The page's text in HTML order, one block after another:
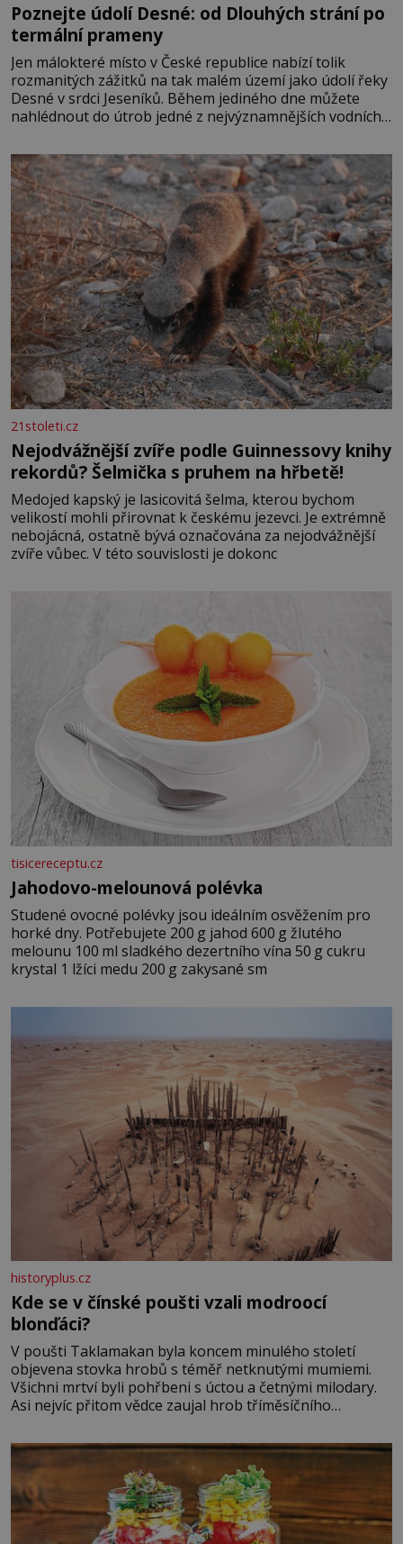
Poznejte údolí Desné: od Dlouhých strání po
termální prameny
Jen málokteré místo v České republice nabízí tolik
rozmanitých zážitků na tak malém území jako údolí řeky
Desné v srdci Jeseníků. Během jediného dne můžete
nahlédnout do útrob jedné z nejvýznamnějších vodních
se na koloběžce a den zakončit poznáváním památek ve
Velkých Losinách nebo v termálním
21stoleti.cz
Nejodvážnější zvíře podle Guinnessovy knihy
rekordů? Šelmička s pruhem na hřbetě!
Medojed kapský je lasicovitá šelma, kterou bychom
velikostí mohli přirovnat k českému jezevci. Je extrémně
nebojácná, ostatně bývá označována za nejodvážnější
zvíře vůbec. V této souvislosti je dokonc
tisicereceptu.cz
Jahodovo-melounová polévka
Studené ovocné polévky jsou ideálním osvěžením pro
horké dny. Potřebujete 200 g jahod 600 g žlutého
melounu 100 ml sladkého dezertního vína 50 g cukru
krystal 1 lžíci medu 200 g zakysané sm
historyplus.cz
Kde se v čínské poušti vzali modroocí
blonďáci?
V poušti Taklamakan byla koncem minulého století
objevena stovka hrobů s téměř netknutými mumiemi.
Všichni mrtví byli pohřbeni s úctou a četnými milodary.
Asi nejvíc přitom vědce zaujal hrob tříměsíčního
blonďaté vlásky. Fakt, že jsou těla dávných lidí nesmírně
dobře zachovalá, přičítají odborníci zdejším klimatickým
podmínkám. Sucho, prosolené písky a extrémně